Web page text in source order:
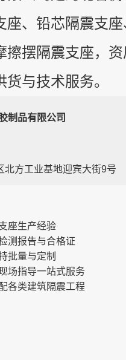
座、铅芯隔震支
擦摆隔震支座，
与技术服务。
制品有限公司
北方工业基地迎宾大街9号
座生产经验
测报告与合格证
批量与定制
场指导一站式服务
各类建筑隔震工程